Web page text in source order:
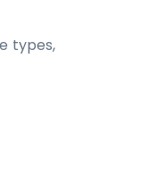
types,